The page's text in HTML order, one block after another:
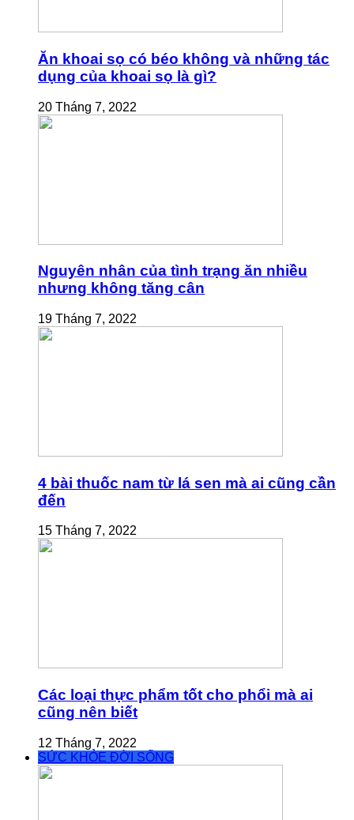
Ăn khoai sọ có béo không và những tác
dụng của khoai sọ là gì?
20 Tháng 7, 2022
Nguyên nhân của tình trạng ăn nhiều
nhưng không tăng cân
19 Tháng 7, 2022
4 bài thuốc nam từ lá sen mà ai cũng cần
đến
15 Tháng 7, 2022
Các loại thực phẩm tốt cho phổi mà ai
cũng nên biết
12 Tháng 7, 2022
SỨC KHỎE ĐỜI SỐNG